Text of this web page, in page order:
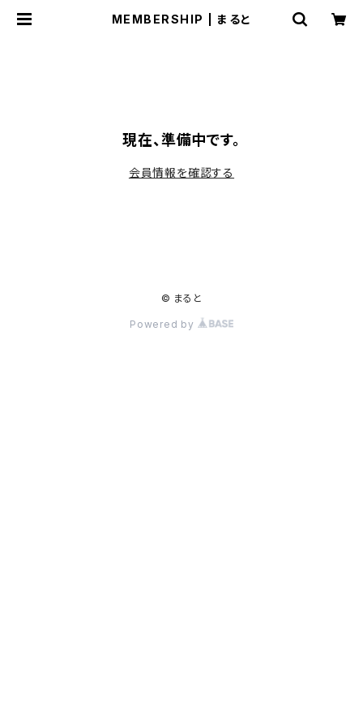
MEMBERSHIP | まると
現在、準備中です。
会員情報を確認する
© まると
Powered by